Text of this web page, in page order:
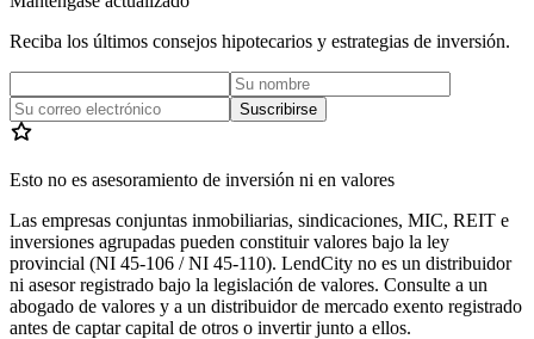
Reciba los últimos consejos hipotecarios y estrategias de inversión.
Suscribirse
Esto no es asesoramiento de inversión ni en valores
Las empresas conjuntas inmobiliarias, sindicaciones, MIC, REIT e
inversiones agrupadas pueden constituir valores bajo la ley
provincial (NI 45-106 / NI 45-110). LendCity no es un distribuidor
ni asesor registrado bajo la legislación de valores. Consulte a un
abogado de valores y a un distribuidor de mercado exento registrado
antes de captar capital de otros o invertir junto a ellos.